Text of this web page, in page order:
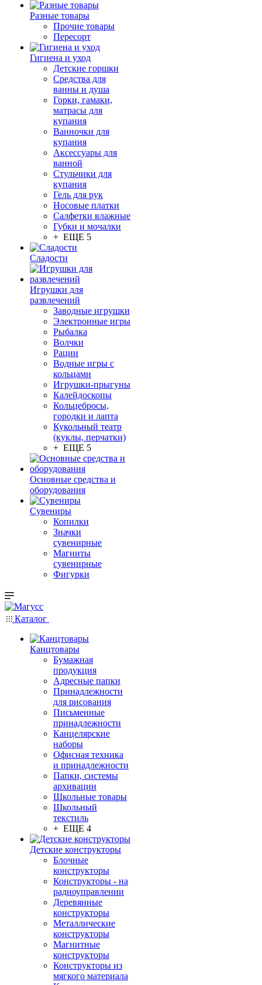
Разные товары
Прочие товары
Пересорт
Гигиена и уход
Детские горшки
Средства для
ванны и душа
Горки, гамаки,
матрасы для
купания
Ванночки для
купания
Аксессуары для
ванной
Стульчики для
купания
Гель для рук
Носовые платки
Салфетки влажные
Губки и мочалки
+ ЕЩЕ 5
Сладости
Игрушки для
развлечений
Заводные игрушки
Электронные игры
Рыбалка
Волчки
Рации
Водные игры с
кольцами
Игрушки-прыгуны
Калейдоскопы
Кольцебросы,
городки и лапта
Кукольный театр
(куклы, перчатки)
+ ЕЩЕ 5
Основные средства и
оборудования
Сувениры
Копилки
Значки
сувенирные
Магниты
сувенирные
Фигурки
Каталог
Канцтовары
Бумажная
продукция
Адресные папки
Принадлежности
для рисования
Письменные
принадлежности
Канцелярские
наборы
Офисная техника
и принадлежности
Папки, системы
архивации
Школьные товары
Школьный
текстиль
+ ЕЩЕ 4
Детские конструкторы
Блочные
конструкторы
Конструкторы - на
радиоуправлении
Деревянные
конструкторы
Металлические
конструкторы
Магнитные
конструкторы
Конструкторы из
мягкого материала